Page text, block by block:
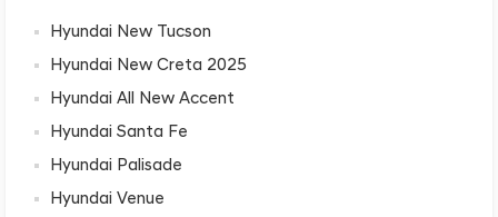
Hyundai New Tucson
Hyundai New Creta 2025
Hyundai All New Accent
Hyundai Santa Fe
Hyundai Palisade
Hyundai Venue